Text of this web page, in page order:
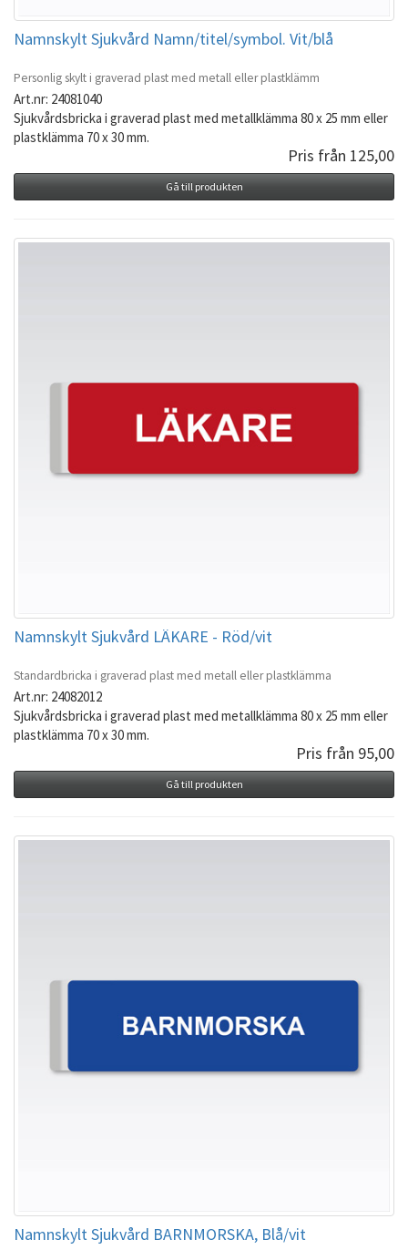
Namnskylt Sjukvård Namn/titel/symbol. Vit/blå
Personlig skylt i graverad plast med metall eller plastklämm
Art.nr: 24081040
Sjukvårdsbricka i graverad plast med metallklämma 80 x 25 mm eller
plastklämma 70 x 30 mm.
Pris från 125,00
Gå till produkten
Namnskylt Sjukvård LÄKARE - Röd/vit
Standardbricka i graverad plast med metall eller plastklämma
Art.nr: 24082012
Sjukvårdsbricka i graverad plast med metallklämma 80 x 25 mm eller
plastklämma 70 x 30 mm.
Pris från 95,00
Gå till produkten
Namnskylt Sjukvård BARNMORSKA, Blå/vit